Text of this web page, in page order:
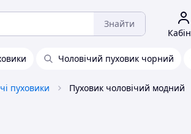
Знайти
Чоловічий пуховик чорний
пуховики Пуховик чоловічий модний